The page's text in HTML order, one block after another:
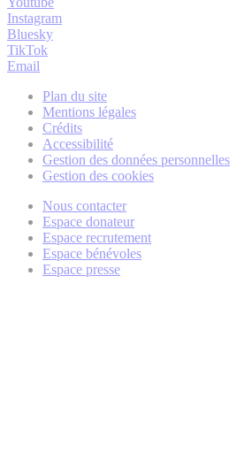
Instagram
Bluesky
TikTok
Email
Plan du site
Mentions légales
Crédits
Accessibilité
Gestion des données personnelles
Gestion des cookies
Nous contacter
Espace donateur
Espace recrutement
Espace bénévoles
Espace presse